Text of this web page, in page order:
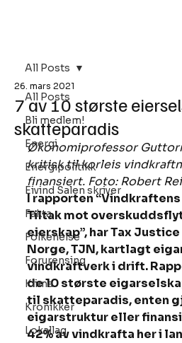
All Posts
Bli medlem!
Energi
Energipolitikk
Eivind Salen skriver
Fakta
Folkehelse
Forurensing
Klima
Kronikker
Lokallag
All Posts
7 av 10 største
skatteparadis
26. mars 2021
Økonomiprofessor
kritisk til korleis
finansiert. Foto: Robert
I rapporten
Tiltak mot
eierskap”, har Tax
Norge, TJN, kartlagt
vindkraftverk i drift.
de 10 største
til skatteparadis, enten
eigarstruktur eller
42% av vindkrafta her i